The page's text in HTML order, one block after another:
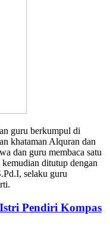
guru berkumpul di
khataman Alquran dan
dan guru membaca satu
ditutup dengan
selaku guru
Pendiri Kompas